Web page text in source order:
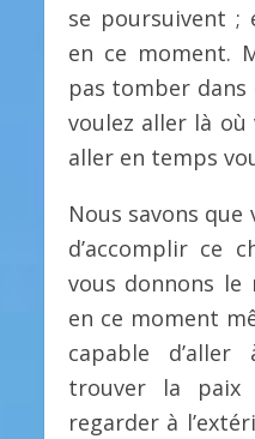
se poursuivent ;
en ce moment.
pas tomber dans
voulez aller là où
aller en temps
Nous savons
d’accomplir ce
vous donnons le
en ce moment
capable
trouver la paix
regarder à